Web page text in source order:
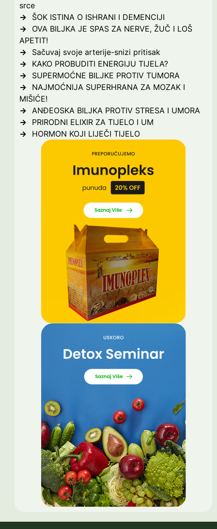
srce
ŠOK ISTINA O ISHRANI I DEMENCIJI
OVA BILJKA JE SPAS ZA NERVE, ŽUČ I LOŠ
APETIT!
Sačuvaj svoje arterije-snizi pritisak
KAKO PROBUDITI ENERGIJU TIJELA?
SUPERMOĆNE BILJKE PROTIV TUMORA
NAJMOĆNIJA SUPERHRANA ZA MOZAK I
MIŠIĆE!
ANĐEOSKA BILJKA PROTIV STRESA I UMORA
PRIRODNI ELIXIR ZA TIJELO I UM
HORMON KOJI LIJEČI TIJELO